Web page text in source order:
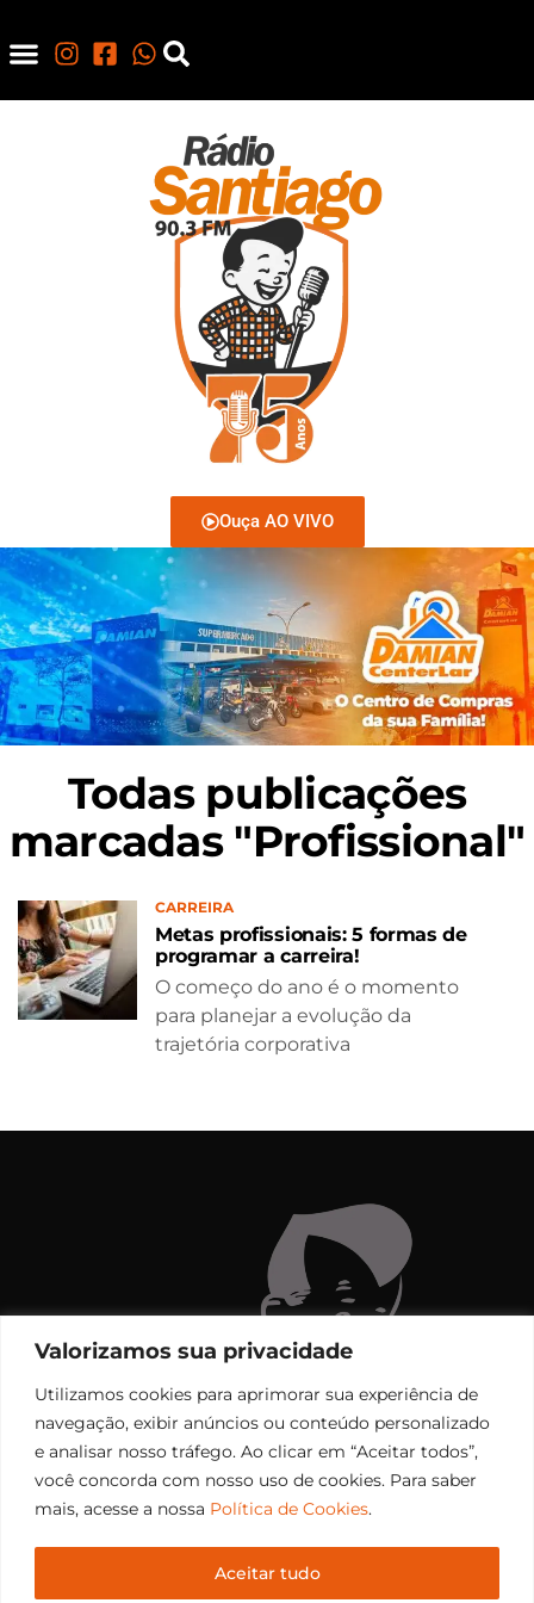
Valorizamos sua privacidade
Utilizamos cookies para aprimorar sua experiência de
navegação, exibir anúncios ou conteúdo personalizado
e analisar nosso tráfego. Ao clicar em “Aceitar todos”,
você concorda com nosso uso de cookies. Para saber
mais, acesse a nossa Política de Cookies.
Aceitar tudo
Ouça AO VIVO
Todas publicações
marcadas "Profissional"
CARREIRA
Metas profissionais: 5 formas de
programar a carreira!
O começo do ano é o momento
para planejar a evolução da
trajetória corporativa